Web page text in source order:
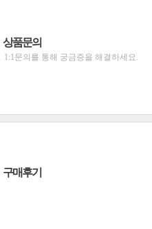
상품문의
1:1문의를 통해 궁금증을 해결하세요.
구매후기